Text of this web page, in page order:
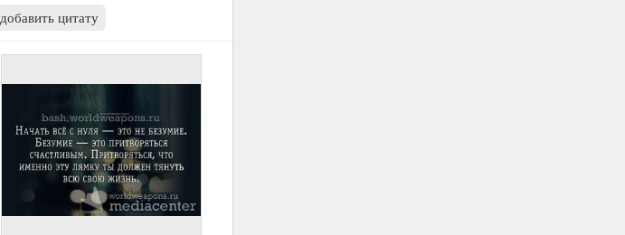
добавить цитату